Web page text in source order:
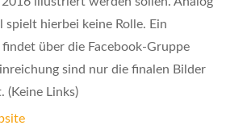
spielt hierbei keine Rolle. Ein
über die Facebook-Gruppe
sind nur die finalen Bilder
(Keine Links)